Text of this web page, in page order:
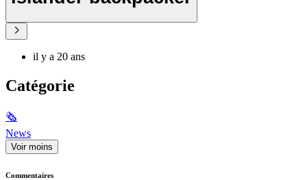
il y a 20 ans
Catégorie
🗞
News
Voir moins
Commentaires